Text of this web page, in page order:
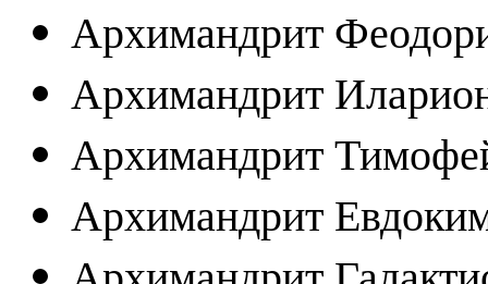
Архимандрит
Архимандрит
Архимандрит
Архимандрит